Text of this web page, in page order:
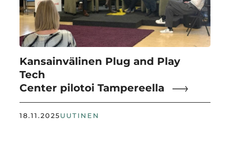
Kansainvälinen Plug and Play
Tech
Center pilotoi Tampereella
18.11.2025UUTINEN